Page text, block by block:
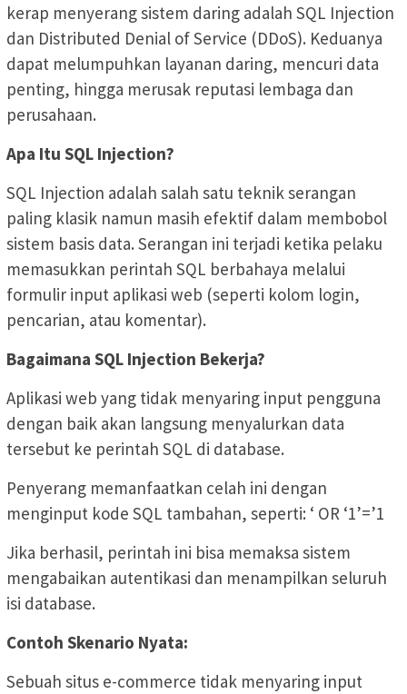
kerap menyerang sistem daring adalah SQL Injection
dan Distributed Denial of Service (DDoS). Keduanya
dapat melumpuhkan layanan daring, mencuri data
penting, hingga merusak reputasi lembaga dan
perusahaan.
Apa Itu SQL Injection?
SQL Injection adalah salah satu teknik serangan
paling klasik namun masih efektif dalam membobol
sistem basis data. Serangan ini terjadi ketika pelaku
memasukkan perintah SQL berbahaya melalui
formulir input aplikasi web (seperti kolom login,
pencarian, atau komentar).
Bagaimana SQL Injection Bekerja?
Aplikasi web yang tidak menyaring input pengguna
dengan baik akan langsung menyalurkan data
tersebut ke perintah SQL di database.
Penyerang memanfaatkan celah ini dengan
menginput kode SQL tambahan, seperti: ‘ OR ‘1’=’1
Jika berhasil, perintah ini bisa memaksa sistem
mengabaikan autentikasi dan menampilkan seluruh
isi database.
Contoh Skenario Nyata:
Sebuah situs e-commerce tidak menyaring input